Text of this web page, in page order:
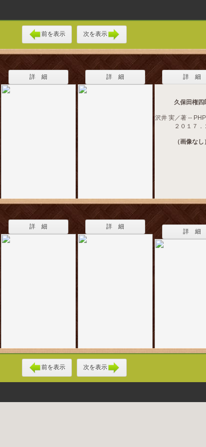
前を表示 次を表示
詳 細 詳 細 詳 細
久保田権四
沢井 実／著 --
２０１７．
（画像なし）
詳 細 詳 細
詳 細
前を表示 次を表示